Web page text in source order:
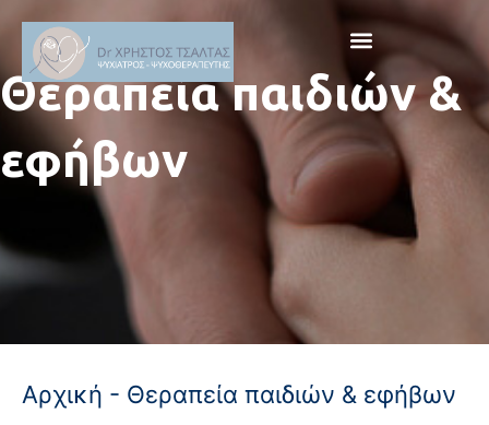
Θεραπεία παιδιών &
εφήβων
Αρχική - Θεραπεία παιδιών & εφήβων